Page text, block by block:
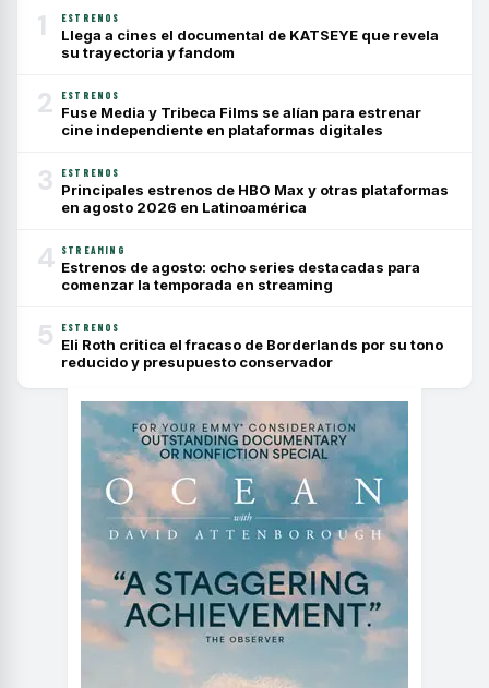
1 ESTRENOS
Llega a cines el documental de KATSEYE que revela
su trayectoria y fandom
2 ESTRENOS
Fuse Media y Tribeca Films se alían para estrenar
cine independiente en plataformas digitales
3 ESTRENOS
Principales estrenos de HBO Max y otras plataformas
en agosto 2026 en Latinoamérica
4 STREAMING
Estrenos de agosto: ocho series destacadas para
comenzar la temporada en streaming
5 ESTRENOS
Eli Roth critica el fracaso de Borderlands por su tono
reducido y presupuesto conservador